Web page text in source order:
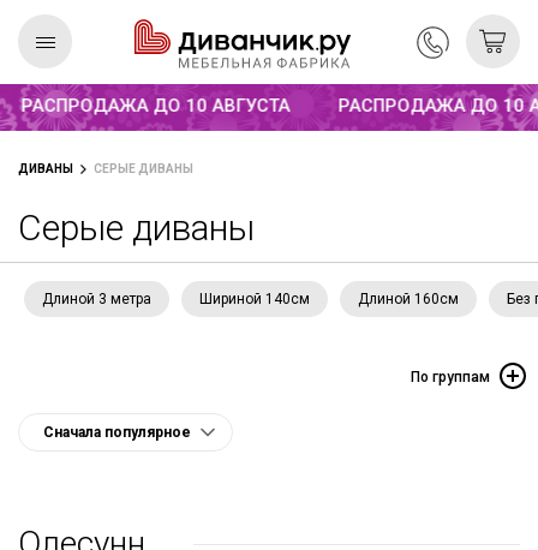
Распродажа до 10 августа
РАСПРОДАЖА ДО 10 АВГУСТА
РАСПРОДАЖА ДО 10
ДИВАНЫ СЕРЫЕ ДИВАНЫ
Серые диваны
Длиной 3 метра Шириной 140см Длиной 160см Без
По группам